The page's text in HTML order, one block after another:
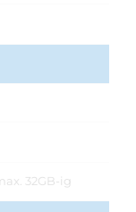
32GB-ig